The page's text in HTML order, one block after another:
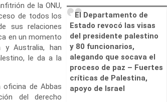
El Departamento de
Estado revocó las visas
del presidente palestino
y 80 funcionarios,
alegando que socava el
proceso de paz – Fuertes
críticas de Palestina,
apoyo de Israel
de la ONU,
de todos los
sus relaciones
en un momento
y Australia, han
le da a la
oficina de Abbas
del derecho